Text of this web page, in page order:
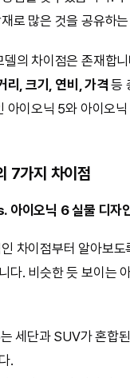
로 많은 것을 공유하
의 차이점은 존재합
리, 크기, 연비, 가격등
아이오닉 5와 아이오
7가지 차이점
아이오닉 6 실물 디자
차이점부터 알아보
다. 비슷한 듯 보이는
세단과 SUV가 혼합
.